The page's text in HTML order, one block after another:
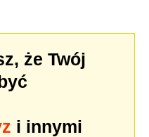
że Twój
i innymi